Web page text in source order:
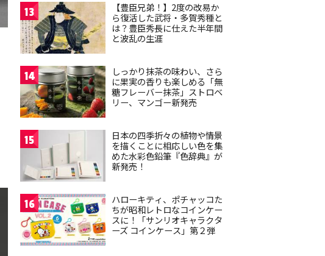
13
【豊臣兄弟！】2度の改易か
ら復活した武将・多賀秀種と
は？豊臣秀長に仕えた半年間
と波乱の生涯
14
しっかり抹茶の味わい、さら
に果実の香りも楽しめる「無
糖フレーバー抹茶」ストロベ
リー、マンゴー新発売
15
日本の四季折々の植物や情景
を描くことに相応しい色を集
めた水彩色鉛筆『色辞典』が
新発売！
16
ハローキティ、ポチャッコた
ちが昭和レトロなコインケー
スに！「サンリオキャラクタ
ーズ コインケース」第２弾